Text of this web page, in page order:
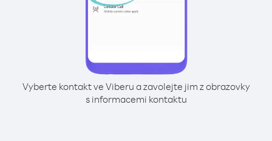
Vyberte kontakt ve Viberu a zavolejte jim z obrazovky
s informacemi kontaktu